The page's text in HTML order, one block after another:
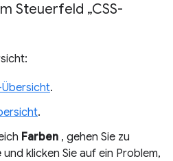
Steuerfeld „CSS-
Übersicht.
.
Farben , gehen Sie zu
und klicken Sie auf ein Problem,